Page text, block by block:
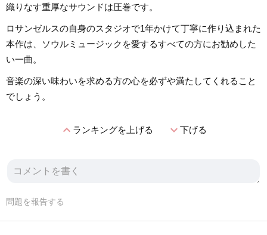
織りなす重厚なサウンドは圧巻です。
ロサンゼルスの自身のスタジオで1年かけて丁寧に作り込まれた
本作は、ソウルミュージックを愛するすべての方にお勧めした
い一曲。
音楽の深い味わいを求める方の心を必ずや満たしてくれること
でしょう。
expand_lessランキングを上げる expand_more下げる
問題を報告する